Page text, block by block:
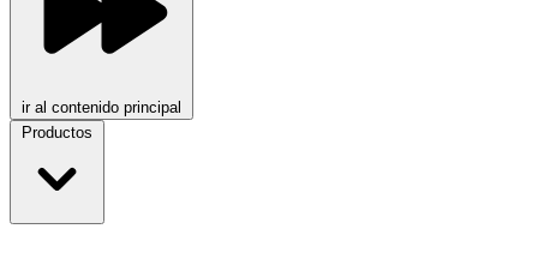
ir al contenido principal
Productos